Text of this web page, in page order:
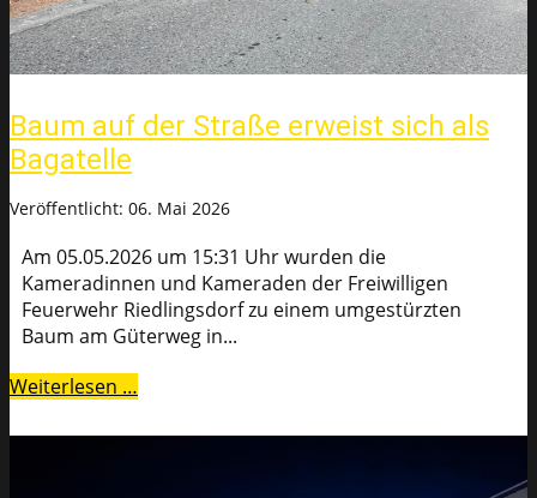
Baum auf der Straße erweist sich als
Bagatelle
Veröffentlicht: 06. Mai 2026
Am 05.05.2026 um 15:31 Uhr wurden die
Kameradinnen und Kameraden der Freiwilligen
Feuerwehr Riedlingsdorf zu einem umgestürzten
Baum am Güterweg in...
Weiterlesen …